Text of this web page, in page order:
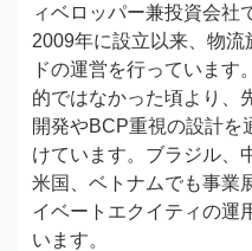
ィベロッパー兼投資会社
2009年に設立以来、物
ドの運営を行っています
的ではなかった頃より、
開発やBCP重視の設計を
けています。ブラジル、
米国、ベトナムでも事業
イベートエクイティの運
います。